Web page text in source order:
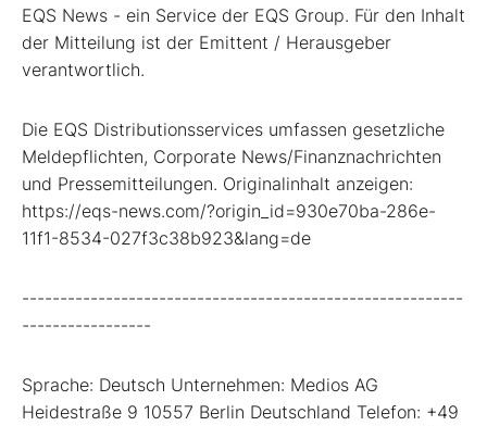
EQS News - ein Service der EQS Group. Für den Inhalt
der Mitteilung ist der Emittent / Herausgeber
verantwortlich.
Die EQS Distributionsservices umfassen gesetzliche
Meldepflichten, Corporate News/Finanznachrichten
und Pressemitteilungen. Originalinhalt anzeigen:
https://eqs-news.com/?origin_id=930e70ba-286e-
11f1-8534-027f3c38b923&lang=de
----------------------------------------------------------
-----------------
Sprache: Deutsch Unternehmen: Medios AG
Heidestraße 9 10557 Berlin Deutschland Telefon: +49